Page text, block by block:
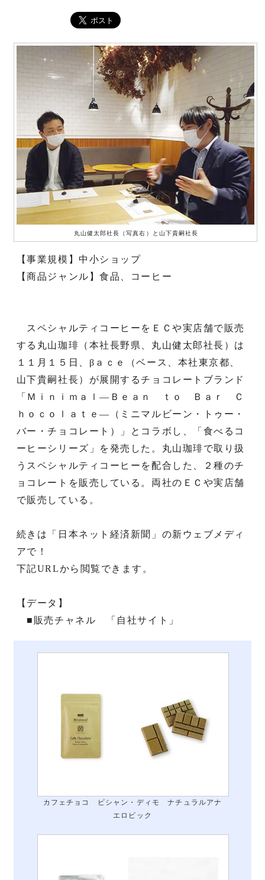
丸山健太郎社長（写真右）と山下貴嗣社長
【事業規模】中小ショップ
【商品ジャンル】食品、コーヒー
スペシャルティコーヒーをＥＣや実店舗で販売
する丸山珈琲（本社長野県、丸山健太郎社長）は
１１月１５日、βａｃｅ（ベース、本社東京都、
山下貴嗣社長）が展開するチョコレートブランド
「Ｍｉｎｉｍａｌ―Ｂｅａｎ ｔｏ Ｂａｒ Ｃ
ｈｏｃｏｌａｔｅ―（ミニマルビーン・トゥー・
バー・チョコレート）」とコラボし、「食べるコ
ーヒーシリーズ」を発売した。丸山珈琲で取り扱
うスペシャルティコーヒーを配合した、２種のチ
ョコレートを販売している。両社のＥＣや実店舗
で販売している。
続きは「日本ネット経済新聞」の新ウェブメディ
アで！
下記URLから閲覧できます。
【データ】
■販売チャネル 「自社サイト」
カフェチョコ ビシャン・ディモ ナチュラルアナ
エロビック